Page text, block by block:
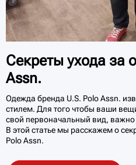
Секреты ухода за
Assn.
Одежда бренда U.S. Polo Assn.
стилем. Для того чтобы ваши
свой первоначальный вид,
В этой статье мы расскажем о
Polo Assn.